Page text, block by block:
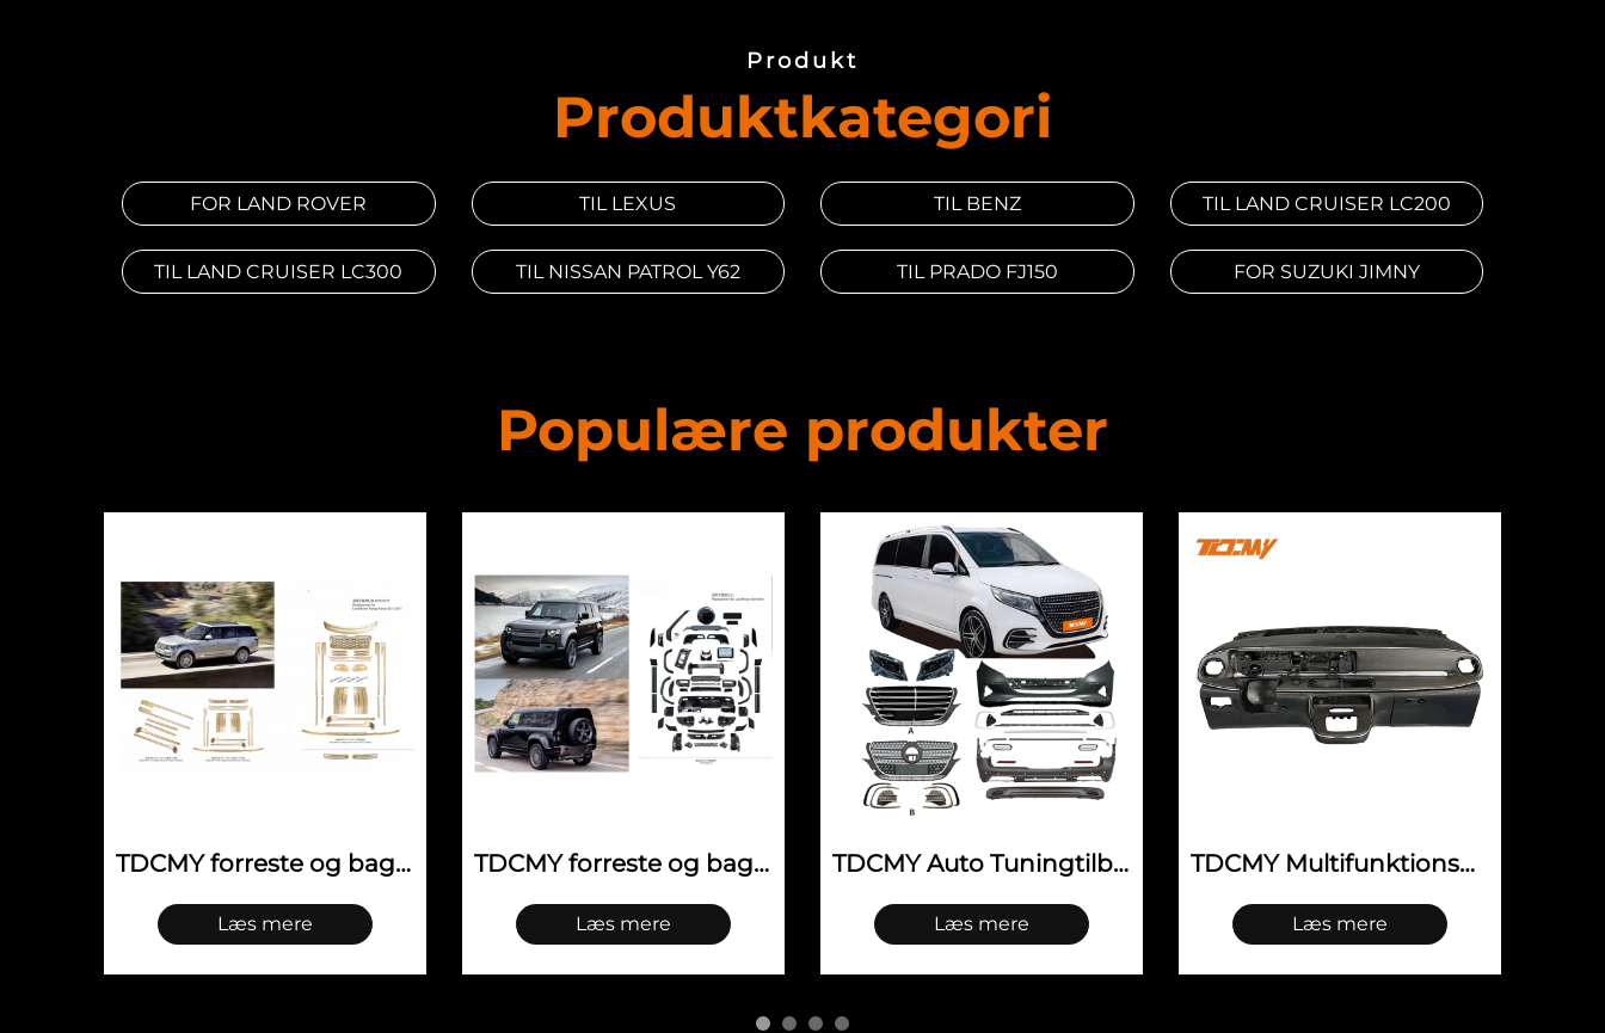
Produkt
Produktkategori
FOR LAND ROVER TIL LEXUS TIL BENZ TIL LAND CRUISER LC200
TIL LAND CRUISER LC300 TIL NISSAN PATROL Y62 TIL PRADO FJ150 FOR SUZUKI JIMNY
Populære produkter
TDCMY forreste og bageste støddæmpere samt sideklæder – opgradering til 20 modeller, opgraderet Defender 007 sort karosserisæt til Land Rover
Læs mere
TDCMY Auto Tuningtilbehør Karosserikits til Mercedes Benz Vito 2016-2024
Læs mere
TDCMY Multifunktionsdisplay Nye dæmperkontroller til Mercedes Benz V Class Interiørtilbehør Automobil karosseridelen
Læs mere
TDCMY forreste og bageste støddæmpere – det luksuriøse gyldne pakkesæt, velegnet til Land Rover Range Rover (13–17)
Læs mere